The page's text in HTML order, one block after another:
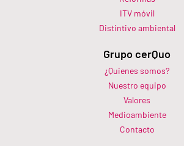
ITV móvil
Distintivo ambiental
Grupo cerQuo
¿Quienes somos?
Nuestro equipo
Valores
Medioambiente
Contacto